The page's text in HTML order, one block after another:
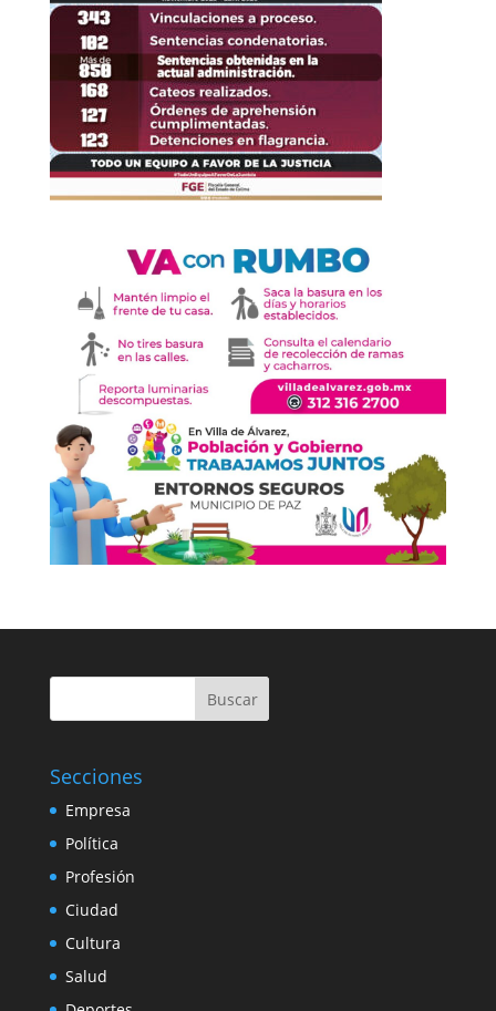
Buscar
Secciones
Empresa
Política
Profesión
Ciudad
Cultura
Salud